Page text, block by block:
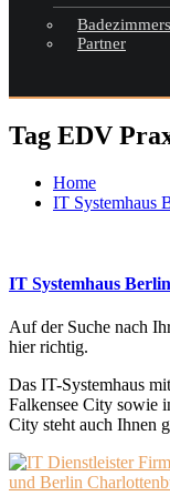
Partner
Tag EDV
Home
IT Systemhaus
IT Systemhaus
Auf der Suche nach
hier richtig.
Das IT-Systemhaus
Falkensee City sowie
City steht auch Ihnen